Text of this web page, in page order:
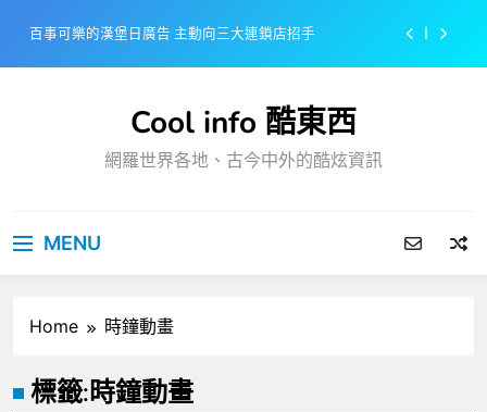
content
百事可樂的漢堡日廣告 主動向三大連鎖店招手
戴著金牌的醬油瓶 市佔率第一的龜甲萬廣告
感動落淚也笑到流淚的斷髮式
Cool info 酷東西
網羅世界各地、古今中外的酷炫資訊
MENU
Home 時鐘動畫
標籤:時鐘動畫